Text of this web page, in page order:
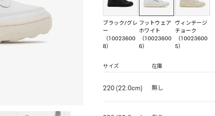
ブラック/グレ
ー
（10023600
8）
フットウェア
ホワイト
（10023600
6）
ヴィンテージ
チョーク
（10023600
5）
サイズ 在庫
220 (22.0cm) 無し